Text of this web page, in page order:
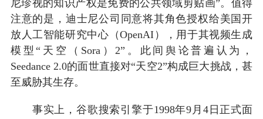
尼珍视的知识产权是免费的公共领域剪贴画”。值得
注意的是，迪士尼公司同意将其角色授权给美国开
放人工智能研究中心（OpenAI），用于其视频生成
模型“天空（Sora）2”。此间舆论普遍认为，
Seedance 2.0的面世直接对“天空2”构成巨大挑战，甚
至威胁其生存。
事实上，谷歌搜索引擎于1998年9月4日正式面